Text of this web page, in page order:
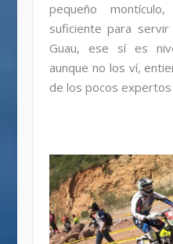
pequeño
suficiente para
Guau, ese sí es
aunque no los ví,
de los pocos